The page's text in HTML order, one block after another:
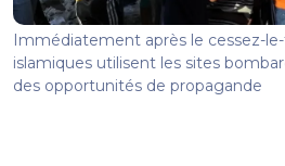
Immédiatement après le cessez-le-
islamiques utilisent les sites
des opportunités de propagande